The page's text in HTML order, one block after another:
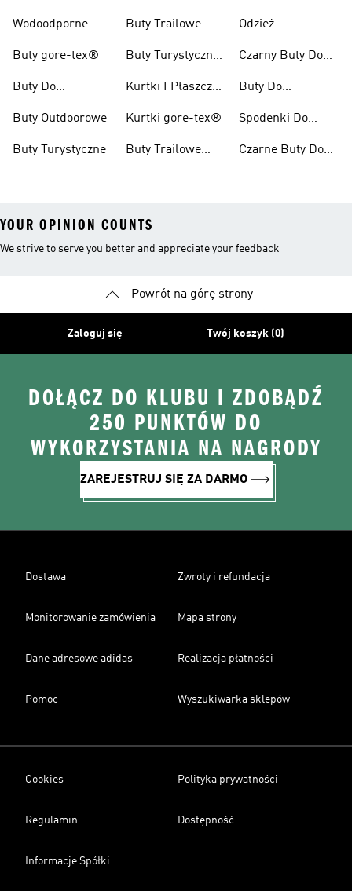
Wodoodporne
W Terenie
Buty gore-tex®
Buty Do
Buty Outdoorowe
Buty Turystyczne
Buty Trailowe
Buty Turystyczne
Kurtki I Płaszcze
Kurtki gore-tex®
Buty Trailowe
Odzież
Czarny Buty Do
Wędrówek
Buty Do
Górskiego Dla
Kobiet
Spodenki Do
Trailowych
Czarne Buty Do
YOUR OPINION COUNTS
We strive to serve you better and appreciate your feedback
Powrót na górę strony
Zaloguj się Twój koszyk (0)
DOŁĄCZ DO KLUBU I ZDOBĄDŹ
250 PUNKTÓW DO
WYKORZYSTANIA NA NAGRODY
ZAREJESTRUJ SIĘ ZA DARMO
Dostawa Zwroty i refundacja
Monitorowanie zamówienia Mapa strony
Dane adresowe adidas Realizacja płatności
Pomoc Wyszukiwarka sklepów
Cookies Polityka prywatności
Regulamin Dostępność
Informacje Spółki